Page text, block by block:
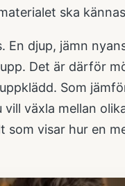
ska
En djup, jämn
Det är därför
Som
växla mellan
som visar hur en